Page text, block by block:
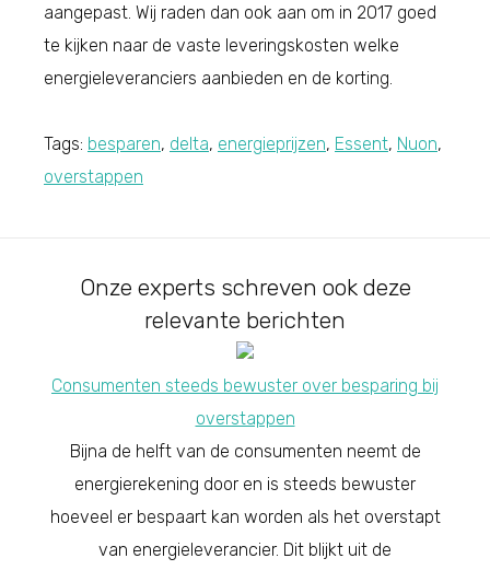
aangepast. Wij raden dan ook aan om in 2017 goed
te kijken naar de vaste leveringskosten welke
energieleveranciers aanbieden en de korting.
Tags: besparen, delta, energieprijzen, Essent, Nuon,
overstappen
Onze experts schreven ook deze
relevante berichten
Consumenten steeds bewuster over besparing bij
overstappen
Bijna de helft van de consumenten neemt de
energierekening door en is steeds bewuster
hoeveel er bespaart kan worden als het overstapt
van energieleverancier. Dit blijkt uit de